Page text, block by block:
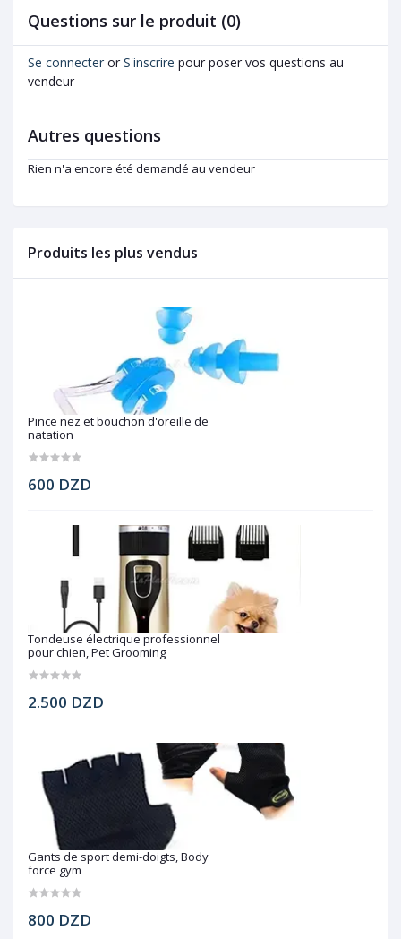
Produits les plus vendus
Pince nez et bouchon d'oreille de
natation
600 DZD
Tondeuse électrique professionnel
pour chien, Pet Grooming
2.500 DZD
Gants de sport demi-doigts, Body
force gym
800 DZD
Questions sur le produit (0)
Se connecter or S'inscrire pour poser vos questions au
vendeur
Autres questions
Rien n'a encore été demandé au vendeur